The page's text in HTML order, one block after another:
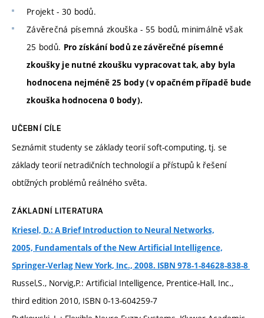
Projekt - 30 bodů.
Závěrečná písemná zkouška - 55 bodů, minimálně však
25 bodů. Pro získání bodů ze závěrečné písemné
zkoušky je nutné zkoušku vypracovat tak, aby byla
hodnocena nejméně 25 body (v opačném případě bude
zkouška hodnocena 0 body).
UČEBNÍ CÍLE
Seznámit studenty se základy teorií soft-computing, tj. se
základy teorií netradičních technologií a přístupů k řešení
obtížných problémů reálného světa.
ZÁKLADNÍ LITERATURA
Kriesel, D.: A Brief Introduction to Neural Networks,
2005, Fundamentals of the New Artificial Intelligence,
Springer-Verlag New York, Inc., 2008. ISBN 978-1-84628-838-8
Russel,S., Norvig,P.: Artificial Intelligence, Prentice-Hall, Inc.,
third edition 2010, ISBN 0-13-604259-7